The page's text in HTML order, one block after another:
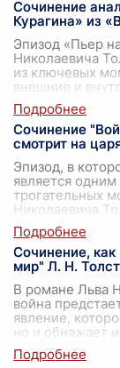
Сочинение
Курагина» из
Эпизод «Пьер
Николаевича
из ключевых
внешние и
Сочинение
смотрит на
Эпизод, в
является
трогательных
Николаевича
Сочинение,
мир" Л. Н.
В романе Льва
война
явление,
но и обнажает